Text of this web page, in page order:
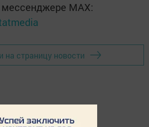
MАХ:
на страницу новости